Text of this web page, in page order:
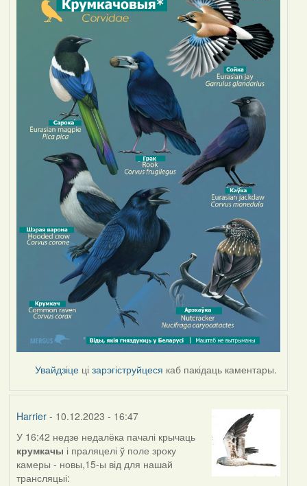
Увайдзіце цізарэгіструйцеся каб пакідаць каментары.
Harrier- 10.12.2023 - 16:47
У 16:42 недзе недалёка пачалі крычаць
крумкачы і праляцелі ў поле зроку
камеры - новы,15-ы від для нашай
трансляцыі: